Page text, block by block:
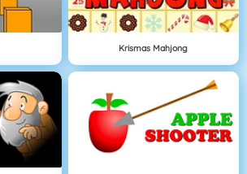
Krismas Mahjong